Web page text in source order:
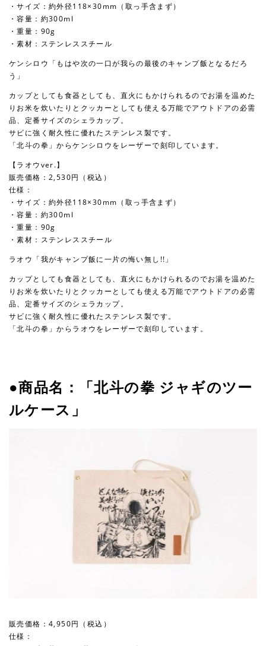
・サイズ：約外径118×30mm（取っ手含まず）
・容量：約300ml
・重量：90g
・素材：ステンレススチール
ケンシロウ「もはや次の一口が我らの最後のキャンプ飯となるだろ
う」
カップとしても食器としても、直火にもかけられるのでお湯を温めた
りお米を炊いたりとクッカーとしても使える万能でアウトドアの必需
品、定番サイズのシェラカップ。
サビに強く耐久性に優れたステンレス製です。
「北斗の拳」からケンシロウをレーザーで刻印しています。
【ラオウver.】
販売価格：2,530円（税込）
仕様：
・サイズ：約外径118×30mm（取っ手含まず）
・容量：約300ml
・重量：90g
・素材：ステンレススチール
ラオウ「我がキャンプ飯に一片の悔い無し!!」
カップとしても食器としても、直火にもかけられるのでお湯を温めた
りお米を炊いたりとクッカーとしても使える万能でアウトドアの必需
品、定番サイズのシェラカップ。
サビに強く耐久性に優れたステンレス製です。
「北斗の拳」からラオウをレーザーで刻印しています。
●商品名：「北斗の拳 ジャギのツー
ルケース」
販売価格：4,950円（税込）
仕様：